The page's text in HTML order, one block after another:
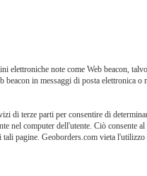
elettroniche note come Web beacon,
in messaggi di posta elettronica
di terze parti per consentire di
nel computer dell'utente. Ciò consente
pagine. Geoborders.com vieta